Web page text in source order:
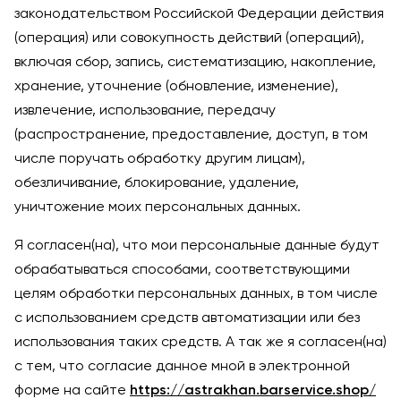
законодательством Российской Федерации действия
(операция) или совокупность действий (операций),
включая сбор, запись, систематизацию, накопление,
хранение, уточнение (обновление, изменение),
извлечение, использование, передачу
(распространение, предоставление, доступ, в том
числе поручать обработку другим лицам),
обезличивание, блокирование, удаление,
уничтожение моих персональных данных.
Я согласен(на), что мои персональные данные будут
обрабатываться способами, соответствующими
целям обработки персональных данных, в том числе
с использованием средств автоматизации или без
использования таких средств. А так же я согласен(на)
с тем, что согласие данное мной в электронной
форме на сайте https://astrakhan.barservice.shop/